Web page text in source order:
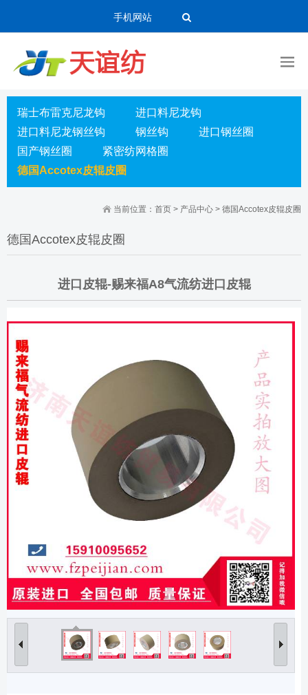
手机网站
瑞士布雷克尼龙钩
进口料尼龙钩
进口料尼龙钢丝钩
钢丝钩
进口钢丝圈
国产钢丝圈
紧密纺网格圈
德国Accotex皮辊皮圈
当前位置： 首页 > 产品中心 > 德国Accotex皮辊皮圈
德国Accotex皮辊皮圈
进口皮辊-赐来福A8气流纺进口皮辊